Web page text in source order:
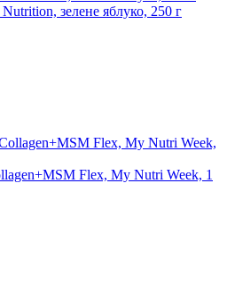
зелене яблуко, 250 г
Flex, My Nutri Week, 1